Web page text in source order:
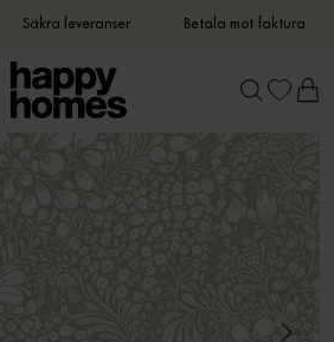
Säkra leveranser Betala mot faktura